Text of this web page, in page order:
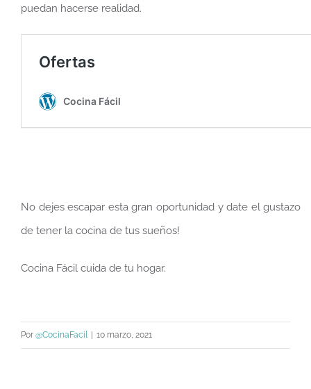
puedan hacerse realidad.
No dejes escapar esta gran oportunidad y date el gustazo
de tener la cocina de tus sueños!
Cocina Fácil cuida de tu hogar.
Por @CocinaFacil | 10 marzo, 2021